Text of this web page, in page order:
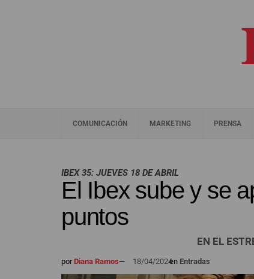
COMUNICACIÓN MARKETING PRENSA
IBEX 35: JUEVES 18 DE ABRIL
El Ibex sube y se
puntos
EN EL
porDiana Ramos— 18/04/2024en Entradas